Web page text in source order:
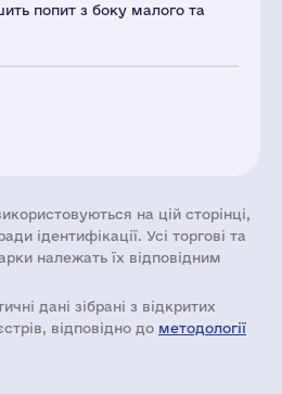
попит з боку малого та
на цій сторінці,
ідентифікації. Усі торгові та
належать їх відповідним
дані зібрані з відкритих
відповідно до методології